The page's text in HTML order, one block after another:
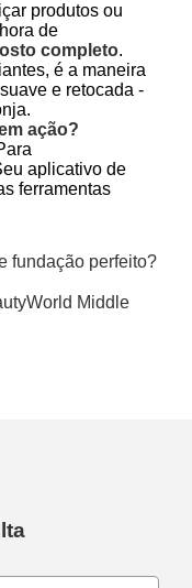
produtos ou
de
completo.
é a maneira
e retocada -
ação?
aplicativo de
ferramentas
fundação perfeito?
Middle